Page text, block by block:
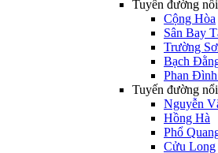
Tuyến đường
Cộng Hòa
Sân Bay
Trường
Bạch
Phan
Tuyến đường
Nguyễn
Hồng Hà
Phổ
Cửu Long